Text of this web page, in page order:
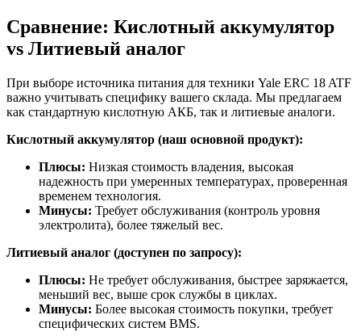
Сравнение: Кислотный аккумулятор
vs Литиевый аналог
При выборе источника питания для техники Yale ERC 18 ATF
важно учитывать специфику вашего склада. Мы предлагаем
как стандартную кислотную АКБ, так и литиевые аналоги.
Кислотный аккумулятор (наш основной продукт):
Плюсы: Низкая стоимость владения, высокая
надежность при умеренных температурах, проверенная
временем технология.
Минусы: Требует обслуживания (контроль уровня
электролита), более тяжелый вес.
Литиевый аналог (доступен по запросу):
Плюсы: Не требует обслуживания, быстрее заряжается,
меньший вес, выше срок службы в циклах.
Минусы: Более высокая стоимость покупки, требует
специфических систем BMS.